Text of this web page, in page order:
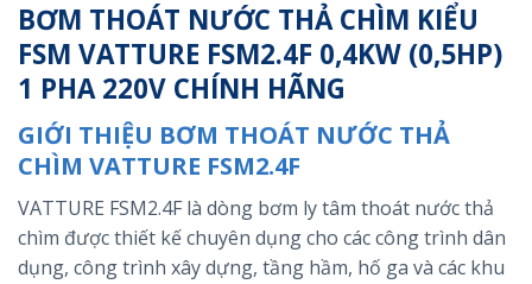
BƠM THOÁT NƯỚC THẢ CHÌM KIỂU
FSM VATTURE FSM2.4F 0,4KW (0,5HP)
1 PHA 220V CHÍNH HÃNG
GIỚI THIỆU BƠM THOÁT NƯỚC THẢ
CHÌM VATTURE FSM2.4F
VATTURE FSM2.4F là dòng bơm ly tâm thoát nước thả
chìm được thiết kế chuyên dụng cho các công trình dân
dụng, công trình xây dựng, tầng hầm, hố ga và các khu